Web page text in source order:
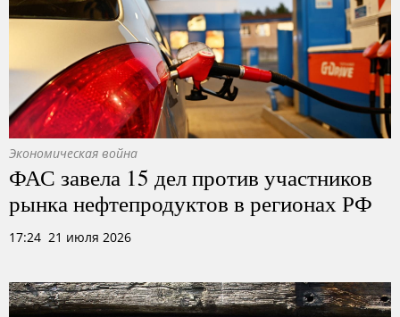
Экономическая война
ФАС завела 15 дел против участников
рынка нефтепродуктов в регионах РФ
17:24 21 июля 2026